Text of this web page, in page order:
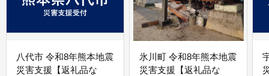
八代市 令和8年熊本地震
災害支援【返礼品な
氷川町 令和8年熊本地震
災害支援【返礼品な